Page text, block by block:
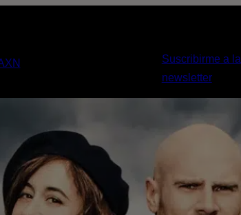
Suscribirme a la
newsletter